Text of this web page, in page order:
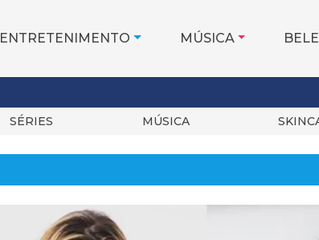
ENTRETENIMENTO MÚSICA
SÉRIES MÚSICA